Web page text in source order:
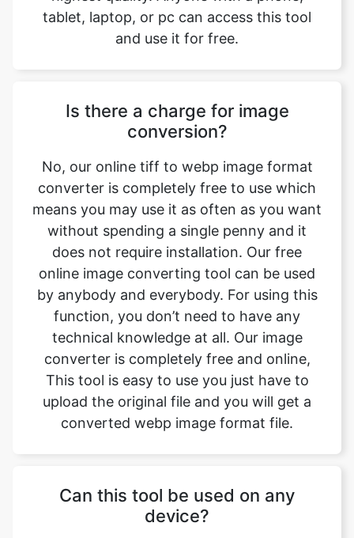
Is there a charge for image
converter is completely free to use which
means you may use it as often as you want
without spending a single penny and it
does not require installation. Our free
online image converting tool can be used
by anybody and everybody. For using this
function, you don’t need to have any
technical knowledge at all. Our image
converter is completely free and online,
This tool is easy to use you just have to
upload the original file and you will get a
converted webp image format file.
Can this tool be used on any
simple, free, and easy tool. With this simple
tool, we can easily change the file format.